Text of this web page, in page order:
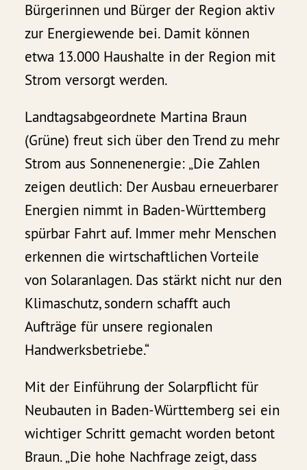
Bürgerinnen und Bürger der Region aktiv
zur Energiewende bei. Damit können
etwa 13.000 Haushalte in der Region mit
Strom versorgt werden.
Landtagsabgeordnete Martina Braun
(Grüne) freut sich über den Trend zu mehr
Strom aus Sonnenenergie: „Die Zahlen
zeigen deutlich: Der Ausbau erneuerbarer
Energien nimmt in Baden-Württemberg
spürbar Fahrt auf. Immer mehr Menschen
erkennen die wirtschaftlichen Vorteile
von Solaranlagen. Das stärkt nicht nur den
Klimaschutz, sondern schafft auch
Aufträge für unsere regionalen
Handwerksbetriebe.“
Mit der Einführung der Solarpflicht für
Neubauten in Baden-Württemberg sei ein
wichtiger Schritt gemacht worden betont
Braun. „Die hohe Nachfrage zeigt, dass